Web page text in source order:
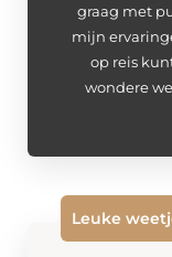
graag met
mijn
op reis
wondere
Leuke